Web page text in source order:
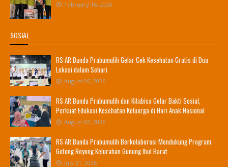
February 16, 2026
SOSIAL
RS AR Bunda Prabumulih Gelar Cek Kesehatan Gratis di Dua
Lokasi dalam Sehari
August 06, 2026
RS AR Bunda Prabumulih dan Kitabisa Gelar Bakti Sosial,
Perkuat Edukasi Kesehatan Keluarga di Hari Anak Nasional
August 02, 2026
RS AR Bunda Prabumulih Berkolaborasi Mendukung Program
Gotong Royong Kelurahan Gunung Ibul Barat
July 31, 2026